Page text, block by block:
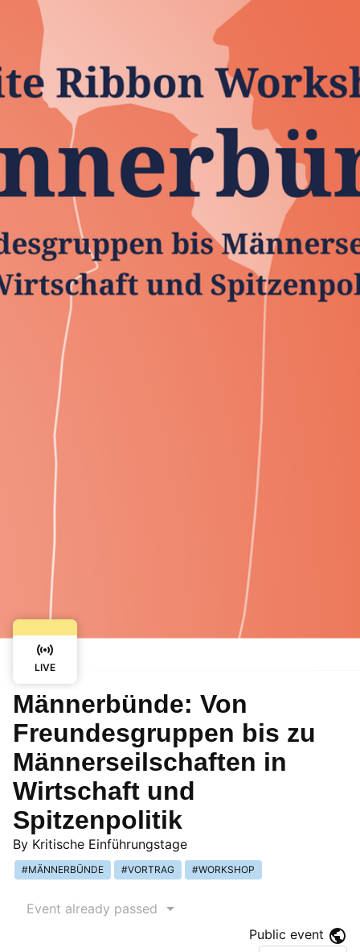
LIVE
Männerbünde: Von
Freundesgruppen bis zu
Männerseilschaften in
Wirtschaft und
Spitzenpolitik
By Kritische Einführungstage
MÄNNERBÜNDE VORTRAG WORKSHOP
Event already passed
Public event